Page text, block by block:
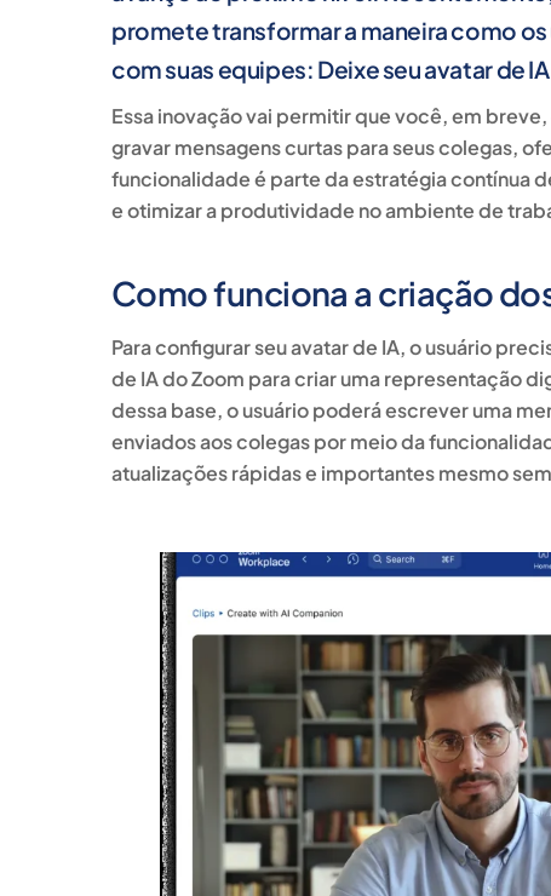
promete transformar a maneira como
com suas equipes: Deixe seu avatar de
Essa inovação vai permitir que você, em
gravar mensagens curtas para seus colegas,
funcionalidade é parte da estratégia contínua
e otimizar a produtividade no ambiente de
Como funciona a criação
Para configurar seu avatar de IA, o usuário
de IA do Zoom para criar uma representação
dessa base, o usuário poderá escrever uma
enviados aos colegas por meio da
atualizações rápidas e importantes mesmo